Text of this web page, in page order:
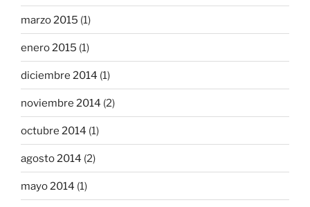
marzo 2015 (1)
enero 2015 (1)
diciembre 2014 (1)
noviembre 2014 (2)
octubre 2014 (1)
agosto 2014 (2)
mayo 2014 (1)